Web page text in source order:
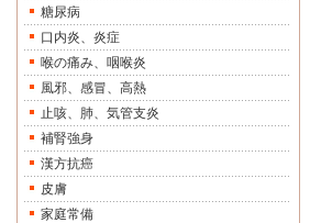
糖尿病
口内炎、炎症
喉の痛み、咽喉炎
風邪、感冒、高熱
止咳、肺、気管支炎
補腎強身
漢方抗癌
皮膚
家庭常備